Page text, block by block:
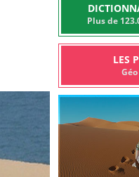
Plus de
LES